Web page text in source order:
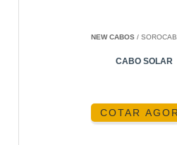
NEW CABOS/
CABO SOLAR
COTAR